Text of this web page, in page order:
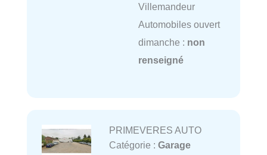
Villemandeur
Automobiles ouvert
dimanche : non
renseigné
PRIMEVERES AUTO
Catégorie : Garage